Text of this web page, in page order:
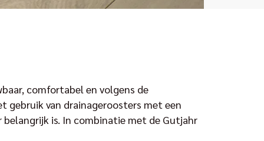
comfortabel en volgens de
van drainageroosters met een
is. In combinatie met de Gutjahr